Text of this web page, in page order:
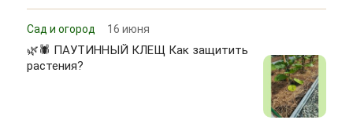
Сад и огород 16 июня
🌿🕷 ПАУТИННЫЙ КЛЕЩ Как защитить
растения?